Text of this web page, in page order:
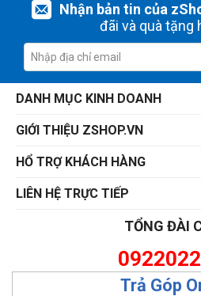
Nhận bản tin của
đãi và quà tặng
DANH MỤC KINH DOANH
GIỚI THIỆU ZSHOP.VN
HỔ TRỢ KHÁCH HÀNG
LIÊN HỆ TRỰC TIẾP
TỔNG ĐÀI
Trả Góp